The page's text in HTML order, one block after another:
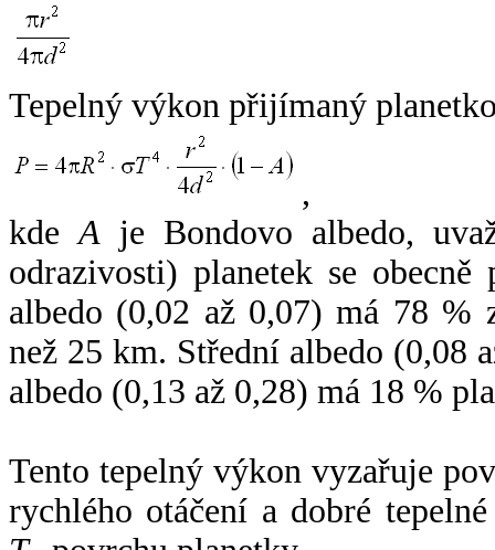
Tepelný výkon přijímaný
,
kdeA je Bondovo albedo,
odrazivosti) planetek se
albedo (0,02 až 0,07) má 78 %
než 25 km. Střední albedo (0,08
albedo (0,13 až 0,28) má 18 %
Tento tepelný výkon vyzařuje
rychlého otáčení a dobré